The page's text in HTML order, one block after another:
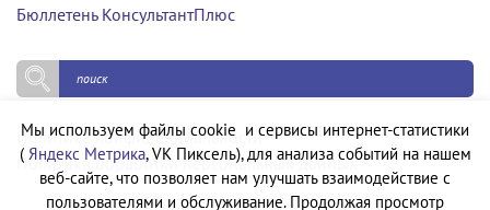
Бюллетень КонсультантПлюс
Политика конфиденциальности
Политика обработки персональных данных
Мы используем файлы cookie и сервисы интернет-статистики
( Яндекс Метрика, VK Пиксель), для анализа событий на нашем
веб-сайте, что позволяет нам улучшать взаимодействие с
пользователями и обслуживание. Продолжая просмотр